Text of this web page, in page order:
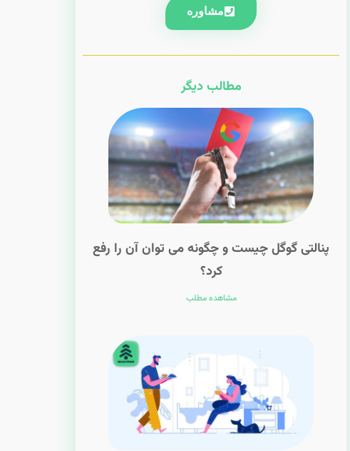
مشاوره
مطالب دیگر
پنالتی گوگل چیست و چگونه می توان آن را رفع
کرد؟
مشاهده مطلب